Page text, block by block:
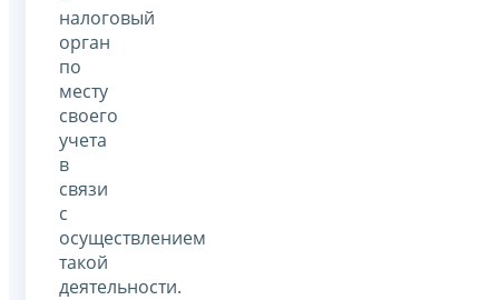
налоговый
орган
по
месту
своего
учета
в
связи
с
осуществлением
такой
деятельности.